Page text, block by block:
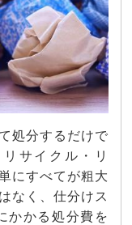
処分するだけで
サイクル・リ
にすべてが粗大
なく、仕分けス
かかる処分費を